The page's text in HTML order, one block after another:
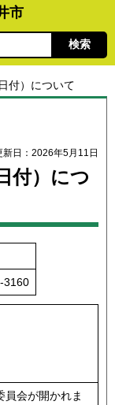
市
付）について
新日：2026年5月11日
付）につ
3160
会が開かれま